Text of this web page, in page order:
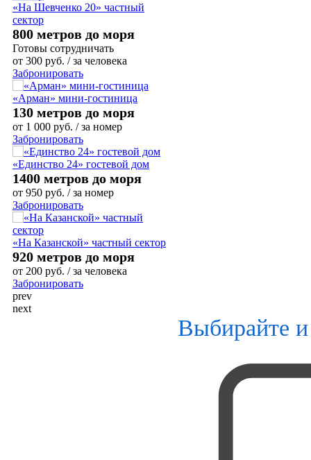
«На Шевченко 20» частный
сектор
800 метров до моря
Готовы сотрудничать
от 300 руб. / за человека
Забронировать
«Арман» мини-гостиница
130 метров до моря
от 1 000 руб. / за номер
Забронировать
«Единство 24» гостевой дом
1400 метров до моря
от 950 руб. / за номер
Забронировать
«На Казанской» частный сектор
920 метров до моря
от 200 руб. / за человека
Забронировать
prev
next
Выбирайте